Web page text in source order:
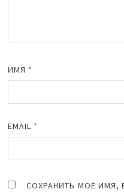
ИМЯ *
EMAIL *
СОХРАНИТЬ МОЁ ИМЯ,